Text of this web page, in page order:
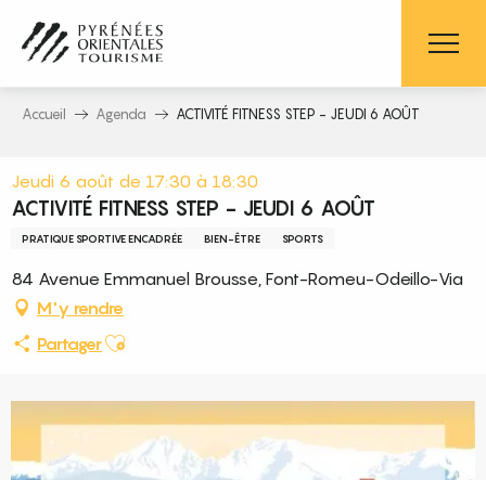
contenu
principal
Accueil Agenda ACTIVITÉ FITNESS STEP - JEUDI 6 AOÛT
Jeudi 6 août de 17:30 à 18:30
ACTIVITÉ FITNESS STEP - JEUDI 6 AOÛT
PRATIQUE SPORTIVE ENCADRÉE BIEN-ÊTRE SPORTS
84 Avenue Emmanuel Brousse, Font-Romeu-Odeillo-Via
M'y rendre
PartagerAjouter aux favoris